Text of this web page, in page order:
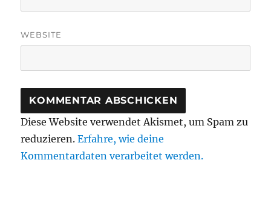
WEBSITE
Diese Website verwendet Akismet, um Spam zu
reduzieren.Erfahre, wie deine
Kommentardaten verarbeitet werden.